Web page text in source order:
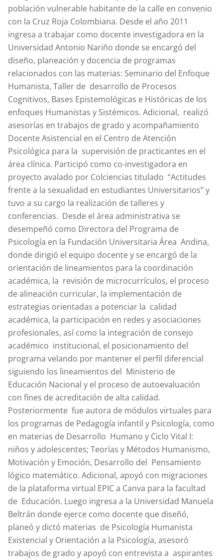
población vulnerable habitante de la calle en convenio
con la Cruz Roja Colombiana. Desde el año 2011
ingresa a trabajar como docente investigadora en la
Universidad Antonio Nariño donde se encargó del
diseño, planeación y docencia de programas
relacionados con las materias: Seminario del Enfoque
Humanista, Taller de desarrollo de Procesos
Cognitivos, Bases Epistemológicas e Históricas de los
enfoques Humanistas y Sistémicos. Adicional, realizó
asesorías en trabajos de grado y acompañamiento
Docente Asistencial en el Centro de Atención
Psicológica para la supervisión de practicantes en el
área clínica. Participó como co-investigadora en
proyecto avalado por Colciencias titulado “Actitudes
frente a la sexualidad en estudiantes Universitarios” y
tuvo a su cargo la realización de talleres y
conferencias. Desde el área administrativa se
desempeñó como Directora del Programa de
Psicología en la Fundación Universitaria Área Andina,
donde dirigió el equipo docente y se encargó de la
orientación de lineamientos para la coordinación
académica, la revisión de microcurrículos, el proceso
de alineación curricular, la implementación de
estrategias orientadas a potenciar la calidad
académica, la participación en redes y asociaciones
profesionales, así como la integración de consejo
académico institucional, el posicionamiento del
programa velando por mantener el perfil diferencial
siguiendo los lineamientos del Ministerio de
Educación Nacional y el proceso de autoevaluación
con fines de acreditación de alta calidad.
Posteriormente fue autora de módulos virtuales para
los programas de Pedagogía infantil y Psicología, como
en materias de Desarrollo Humano y Ciclo Vital I:
niños y adolescentes; Teorías y Métodos Humanismo,
Motivación y Emoción, Desarrollo del Pensamiento
lógico matemático. Adicional, apoyó con migraciones
de la plataforma virtual EPIC a Canva para la facultad
de Educación. Luego ingresa a la Universidad Manuela
Beltrán donde ejerce como docente que diseñó,
planeó y dictó materias de Psicología Humanista
Existencial y Orientación a la Psicología, asesoró
trabajos de grado y apoyó con entrevista a aspirantes